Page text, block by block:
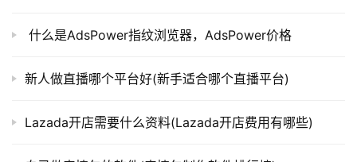
什么是AdsPower指纹浏览器，AdsPower价格
新人做直播哪个平台好(新手适合哪个直播平台)
Lazada开店需要什么资料(Lazada开店费用有哪些)